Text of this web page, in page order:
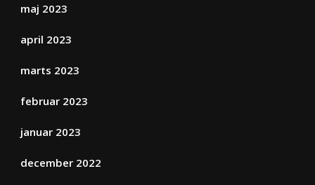
maj 2023
april 2023
marts 2023
februar 2023
januar 2023
december 2022